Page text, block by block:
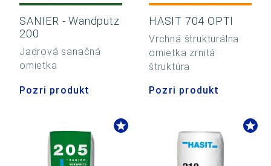
SANIER - Wandputz
200
Jadrová sanačná
omietka
Pozri produkt
HASIT 704 OPTI
Vrchná štrukturálna
omietka zrnitá
štruktúra
Pozri produkt